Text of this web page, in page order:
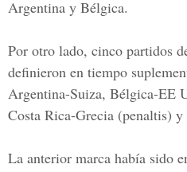
Argentina y Bélgica.
Por otro lado, cinco partidos
definieron en tiempo
Argentina-Suiza, Bélgica-EE
Costa Rica-Grecia (penaltis)
La anterior marca había sido